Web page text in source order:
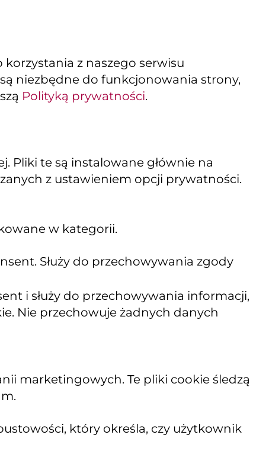
korzystania z naszego serwisu
niezbędne do funkcjonowania strony,
Polityką prywatności.
Pliki te są instalowane głównie na
z ustawieniem opcji prywatności.
w kategorii.
Służy do przechowywania zgody
i służy do przechowywania informacji,
Nie przechowuje żadnych danych
marketingowych. Te pliki cookie śledzą
który określa, czy użytkownik